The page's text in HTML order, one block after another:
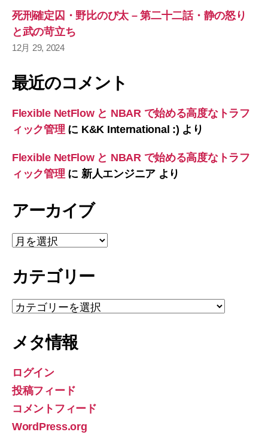
死刑確定囚・野比のび太 – 第二十二話・静の怒り
と武の苛立ち
12月 29, 2024
最近のコメント
Flexible NetFlow と NBAR で始める高度なトラフ
ィック管理 に K&K International :) より
Flexible NetFlow と NBAR で始める高度なトラフ
ィック管理 に 新人エンジニアより
アーカイブ
ア
ー
イ
カテゴリー
カ
テ
リ
メタ情報
ログイン
投稿フィード
コメントフィード
WordPress.org